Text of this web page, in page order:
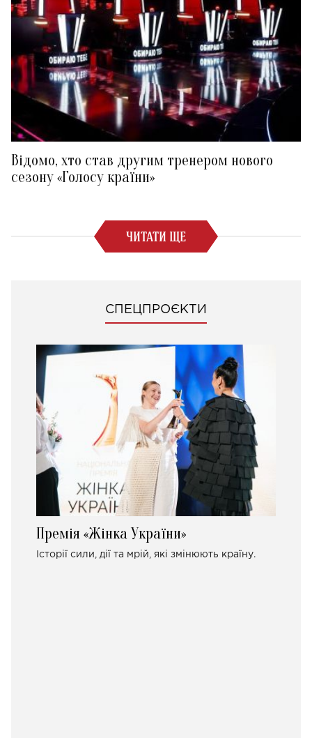
Відомо, хто став другим тренером нового
сезону «Голосу країни»
ЧИТАТИ ЩЕ
СПЕЦПРОЄКТИ
Премія «Жінка України»
Історії сили, дії та мрій, які змінюють країну.